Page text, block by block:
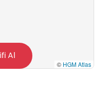
© HGM Atlas
Al